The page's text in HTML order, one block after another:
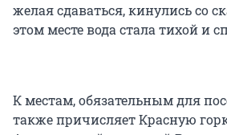
желая сдаваться, кинулись со
этом месте вода стала тихой и
К местам, обязательным для
также причисляет Красную